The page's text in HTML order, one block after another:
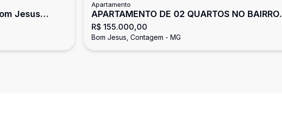
Apartamento
APARTAMENTO DE 02 QUARTOS NO BAIRRO
BOM JESUS.
R$ 155.000,00
Bom Jesus, Contagem - MG